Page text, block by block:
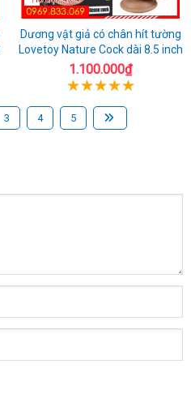
Dương vật giả có chân hít tường
Lovetoy Nature Cock dài 8.5 inch
1.100.000₫
3 4 5